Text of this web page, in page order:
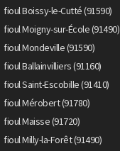
fioul Boissy-le-Cutté (91590)
fioul Moigny-sur-École (91490)
fioul Mondeville (91590)
fioul Ballainvilliers (91160)
fioul Saint-Escobille (91410)
fioul Mérobert (91780)
fioul Maisse (91720)
fioul Milly-la-Forêt (91490)